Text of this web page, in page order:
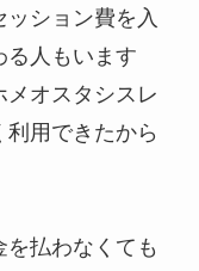
ション費を入
る人もいます
オスタシスレ
用できたから
払わなくても